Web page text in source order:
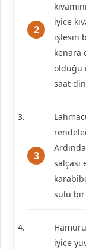
iyice
işlesin
kenara
olduğu
saat
salçası
sulu bir
iyice